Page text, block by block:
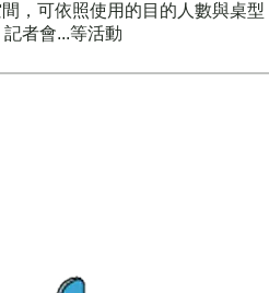
，可依照使用的目的人數與桌型
者會...等活動